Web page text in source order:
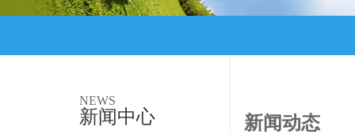
NEWS
新闻中心 新闻动态